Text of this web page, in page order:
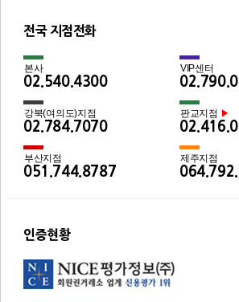
전국 지점전화
본사
02.540.4300
VIP센터
강북(여의도)지점
02.784.7070
판교지점 ▶
부산지점
051.744.8787
제주지점
인증현황